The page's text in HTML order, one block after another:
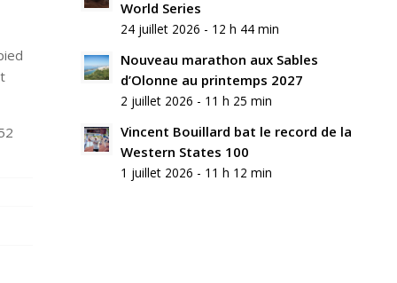
Nom
*
mail
*
World Series
24 juillet 2026 - 12 h 44 min
Nouveau marathon aux Sables
d’Olonne au printemps 2027
2 juillet 2026 - 11 h 25 min
Vincent Bouillard bat le record de la
Western States 100
1 juillet 2026 - 11 h 12 min